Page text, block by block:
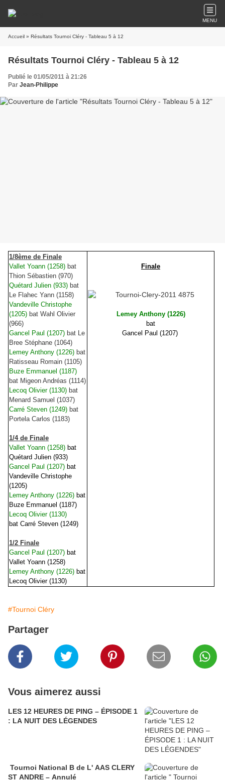
MENU
Accueil » Résultats Tournoi Cléry - Tableau 5 à 12
Résultats Tournoi Cléry - Tableau 5 à 12
Publié le 01/05/2011 à 21:26
Par Jean-Philippe
1/8ème de Finale
Vallet Yoann (1258) bat
Thion Sébastien (970)
Quétard Julien (933) bat
Le Flahec Yann (1158)
Vandeville Christophe
(1205) bat Wahl Olivier
(966)
Gancel Paul (1207) bat Le
Bree Stéphane (1064)
Lemey Anthony (1226) bat
Ratisseau Romain (1105)
Buze Emmanuel (1187)
bat Migeon Andréas (1114)
Lecoq Olivier (1130) bat
Menard Samuel (1037)
Carré Steven (1249) bat
Portela Carlos (1183)
1/4 de Finale
Vallet Yoann (1258) bat
Quétard Julien (933)
Gancel Paul (1207) bat
Vandeville Christophe
(1205)
Lemey Anthony (1226) bat
Buze Emmanuel (1187)
Lecoq Olivier (1130)
bat Carré Steven (1249)
1/2 Finale
Gancel Paul (1207) bat
Vallet Yoann (1258)
Lemey Anthony (1226) bat
Lecoq Olivier (1130)
Finale
Lemey Anthony (1226)
bat
Gancel Paul (1207)
#Tournoi Cléry
Partager
Vous aimerez aussi
LES 12 HEURES DE PING – ÉPISODE 1
: LA NUIT DES LÉGENDES
Tournoi National B de L' AAS CLERY
ST ANDRE – Annulé